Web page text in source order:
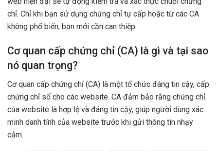
chỉ. Chỉ khi bạn sử dụng chứng chỉ tự cấp hoặc từ các CA
không phổ biến, bạn mới cần can thiệp.
Cơ quan cấp chứng chỉ (CA) là gì và tại sao
nó quan trọng?
Cơ quan cấp chứng chỉ (CA) là một tổ chức đáng tin cậy, cấp
chứng chỉ số cho các website. CA đảm bảo rằng chứng chỉ
của website là hợp lệ và đáng tin cậy, giúp người dùng xác
minh danh tính của website trước khi gửi thông tin nhạy
cảm.